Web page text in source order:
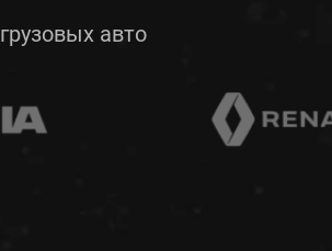
грузовых авто
РЕМОНТ